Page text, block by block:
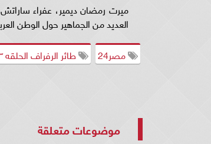
ميرت رمضان ديمير، عفراء ساراتش
العديد من الجماهير حول الوطن
مصر24
طائر الرفراف الحلقه ٥٣
موضوعات متعلقة